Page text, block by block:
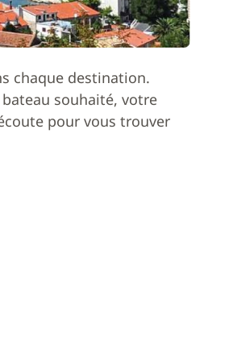
chaque destination.
souhaité, votre
pour vous trouver